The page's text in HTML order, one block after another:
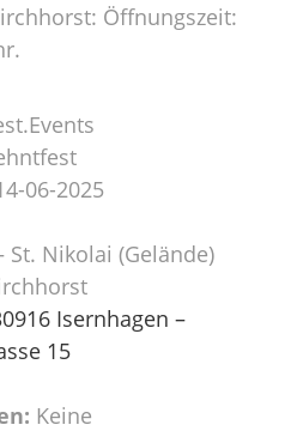
Öffnungszeit:
06-2025
St. Nikolai (Gelände)
Isernhagen –
15
Keine